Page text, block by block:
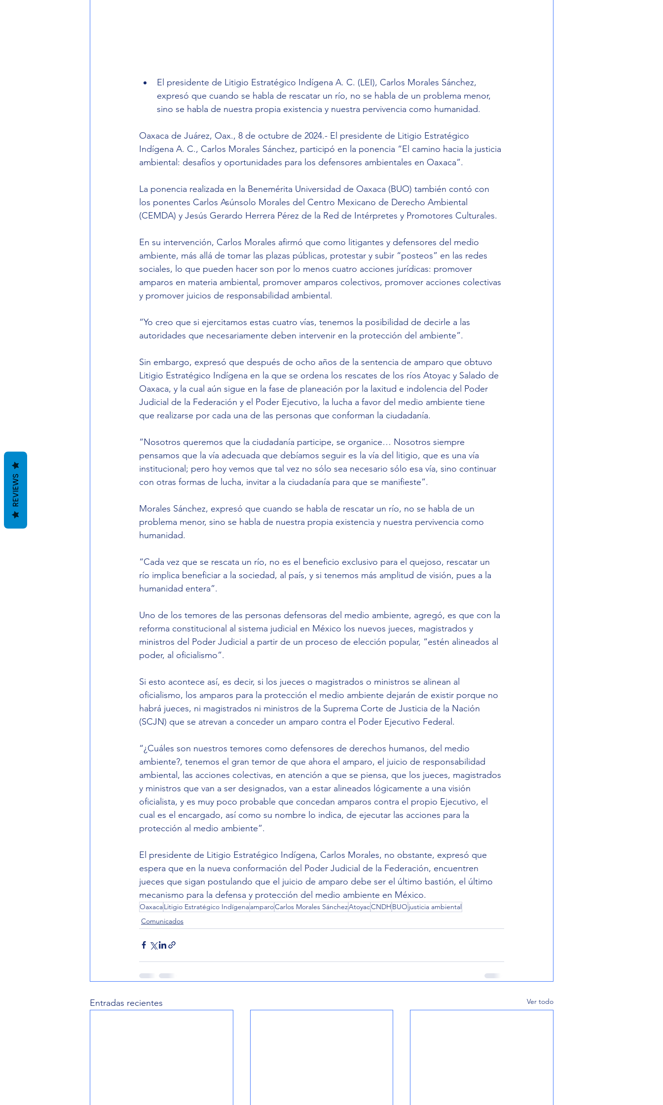
El presidente de Litigio Estratégico Indígena A. C. (LEI), Carlos Morales Sánchez,
expresó que cuando se habla de rescatar un río, no se habla de un problema menor,
sino se habla de nuestra propia existencia y nuestra pervivencia como humanidad.
Oaxaca de Juárez, Oax., 8 de octubre de 2024.- El presidente de Litigio Estratégico
Indígena A. C., Carlos Morales Sánchez, participó en la ponencia “El camino hacia la justicia
ambiental: desafíos y oportunidades para los defensores ambientales en Oaxaca”.
La ponencia realizada en la Benemérita Universidad de Oaxaca (BUO) también contó con
los ponentes Carlos Asúnsolo Morales del Centro Mexicano de Derecho Ambiental
(CEMDA) y Jesús Gerardo Herrera Pérez de la Red de Intérpretes y Promotores Culturales.
En su intervención, Carlos Morales afirmó que como litigantes y defensores del medio
ambiente, más allá de tomar las plazas públicas, protestar y subir “posteos” en las redes
sociales, lo que pueden hacer son por lo menos cuatro acciones jurídicas: promover
amparos en materia ambiental, promover amparos colectivos, promover acciones colectivas
y promover juicios de responsabilidad ambiental.
“Yo creo que si ejercitamos estas cuatro vías, tenemos la posibilidad de decirle a las
autoridades que necesariamente deben intervenir en la protección del ambiente”.
Sin embargo, expresó que después de ocho años de la sentencia de amparo que obtuvo
Litigio Estratégico Indígena en la que se ordena los rescates de los ríos Atoyac y Salado de
Oaxaca, y la cual aún sigue en la fase de planeación por la laxitud e indolencia del Poder
Judicial de la Federación y el Poder Ejecutivo, la lucha a favor del medio ambiente tiene
que realizarse por cada una de las personas que conforman la ciudadanía.
“Nosotros queremos que la ciudadanía participe, se organice… Nosotros siempre
pensamos que la vía adecuada que debíamos seguir es la vía del litigio, que es una vía
institucional; pero hoy vemos que tal vez no sólo sea necesario sólo esa vía, sino continuar
con otras formas de lucha, invitar a la ciudadanía para que se manifieste”.
Morales Sánchez, expresó que cuando se habla de rescatar un río, no se habla de un
problema menor, sino se habla de nuestra propia existencia y nuestra pervivencia como
humanidad.
“Cada vez que se rescata un río, no es el beneficio exclusivo para el quejoso, rescatar un
río implica beneficiar a la sociedad, al país, y si tenemos más amplitud de visión, pues a la
humanidad entera”.
Uno de los temores de las personas defensoras del medio ambiente, agregó, es que con la
reforma constitucional al sistema judicial en México los nuevos jueces, magistrados y
ministros del Poder Judicial a partir de un proceso de elección popular, “estén alineados al
poder, al oficialismo”.
Si esto acontece así, es decir, si los jueces o magistrados o ministros se alinean al
oficialismo, los amparos para la protección el medio ambiente dejarán de existir porque no
habrá jueces, ni magistrados ni ministros de la Suprema Corte de Justicia de la Nación
(SCJN) que se atrevan a conceder un amparo contra el Poder Ejecutivo Federal.
“¿Cuáles son nuestros temores como defensores de derechos humanos, del medio
ambiente?, tenemos el gran temor de que ahora el amparo, el juicio de responsabilidad
ambiental, las acciones colectivas, en atención a que se piensa, que los jueces, magistrados
y ministros que van a ser designados, van a estar alineados lógicamente a una visión
oficialista, y es muy poco probable que concedan amparos contra el propio Ejecutivo, el
cual es el encargado, así como su nombre lo indica, de ejecutar las acciones para la
protección al medio ambiente”.
El presidente de Litigio Estratégico Indígena, Carlos Morales, no obstante, expresó que
espera que en la nueva conformación del Poder Judicial de la Federación, encuentren
jueces que sigan postulando que el juicio de amparo debe ser el último bastión, el último
mecanismo para la defensa y protección del medio ambiente en México.
OaxacaLitigio Estratégico IndígenaamparoCarlos Morales SánchezAtoyacCNDH BUO justicia ambiental
Comunicados
Entradas recientes Ver todo
REVIEWS